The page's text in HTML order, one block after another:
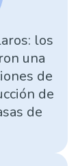
los
una
de
de
de